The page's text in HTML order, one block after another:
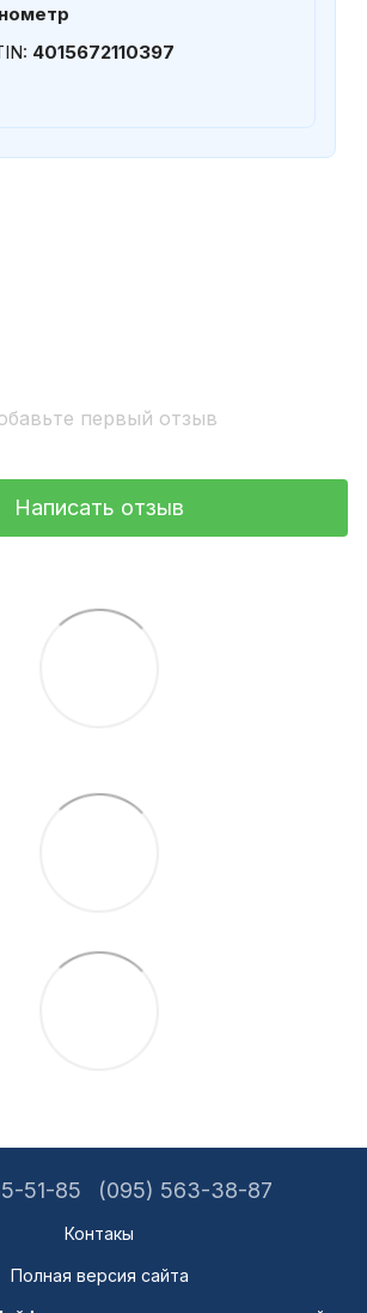
4015672110397
первый отзыв
Написать отзыв
51-85 (095) 563-38-87
Контакы
Полная версия сайта